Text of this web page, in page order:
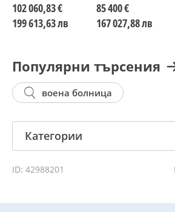
102 060,83 €
199 613,63 лв
85 400 €
167 027,88 лв
Популярни търсения
воена болница
Категории
ID: 42988201